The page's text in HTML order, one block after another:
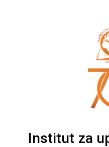
Institut za